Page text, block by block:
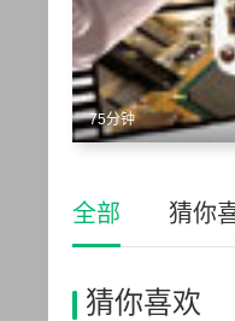
75分钟
全部 猜你
猜你喜欢